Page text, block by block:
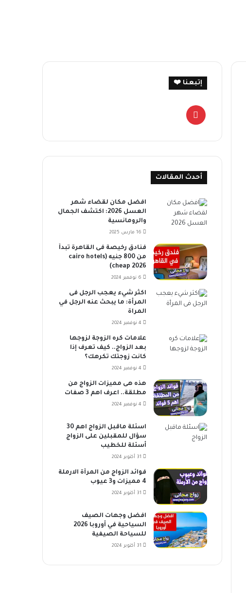
إتبعنا ❤️
بينتيريست
أحدث المقالات
افضل مكان لقضاء شهر
العسل 2026: اكتشف الجمال
والرومانسية
16 مارس 2025
فنادق رخيصة فى القاهرة تبدأ
من 800 جنيه (cairo hotels
cheap 2026)
6 نوفمبر 2024
اكثر شيء يعجب الرجل فى
المرأة: ما يبحث عنه الرجل في
المراة
4 نوفمبر 2024
علامات كره الزوجة لزوجها
بعد الزواج.. كيف تعرف إذا
كانت زوجتك تكرهك؟
4 نوفمبر 2024
هذه هى مميزات الزواج من
مطلقة.. اعرف اهم 3 صفات
4 نوفمبر 2024
اسئلة ماقبل الزواج اهم 30
سؤال للمقبلين على الزواج
أسئلة للخطيب
31 أكتوبر 2024
فوائد الزواج من المرأة الارملة
4 مميزات و3 عيوب
31 أكتوبر 2024
افضل وجهات الصيف
السياحية في أوروبا 2026
للسياحة الصيفية
31 أكتوبر 2024